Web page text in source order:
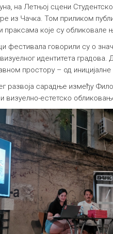
на Летњој сцени
из Чачка. Том приликом
праксама које су
фестивала говорили су о
идентитета градова.
простору – од
развоја сарадње између
визуелно-естетско